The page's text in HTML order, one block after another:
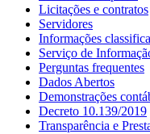
Licitações e contratos
Servidores
Informações
Serviço de
Perguntas frequentes
Dados Abertos
Demonstrações
Decreto 10.139/2019
Transparência e